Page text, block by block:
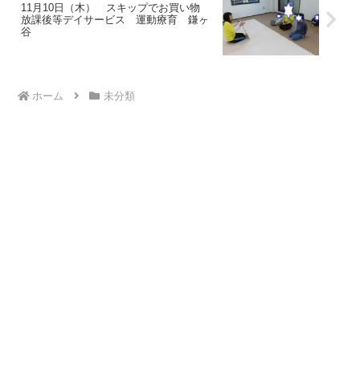
11月10日（木） スキップでお買い物
放課後等デイサービス 運動療育 鎌ヶ
谷
ホーム 未分類